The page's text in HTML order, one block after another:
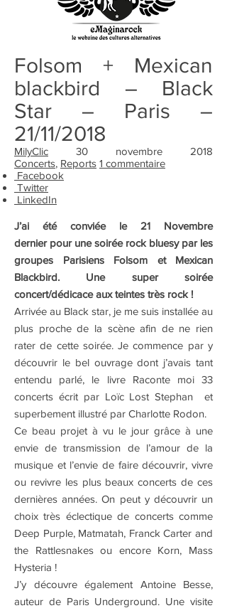
Folsom + Mexican
blackbird – Black
Star – Paris –
21/11/2018
MilyClic 30 novembre 2018
Concerts, Reports 1 commentaire
Facebook
Twitter
LinkedIn
J’ai été conviée le 21 Novembre
dernier pour une soirée rock bluesy par les
groupes Parisiens Folsom et Mexican
Blackbird. Une super soirée
concert/dédicace aux teintes très rock !
Arrivée au Black star, je me suis installée au
plus proche de la scène afin de ne rien
rater de cette soirée. Je commence par y
découvrir le bel ouvrage dont j’avais tant
entendu parlé, le livre Raconte moi 33
concerts écrit par Loïc Lost Stephan et
superbement illustré par Charlotte Rodon.
Ce beau projet à vu le jour grâce à une
envie de transmission de l’amour de la
musique et l’envie de faire découvrir, vivre
ou revivre les plus beaux concerts de ces
dernières années. On peut y découvrir un
choix très éclectique de concerts comme
Deep Purple, Matmatah, Franck Carter and
the Rattlesnakes ou encore Korn, Mass
Hysteria !
J’y découvre également Antoine Besse,
auteur de Paris Underground. Une visite